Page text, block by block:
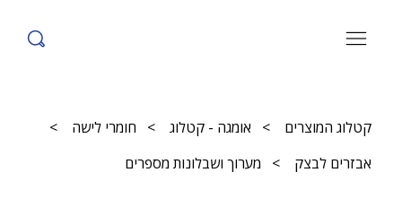
קטלוג המוצרים > אומגה - קטלוג > חומרי לישה
>
אבזרים לבצק
> מערוך ושבלונות מספרים